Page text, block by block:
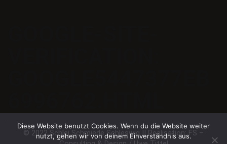
© 2022 Schlei Schmiede Schleswig || Realisation:FS –
Diese Website benutzt Cookies. Wenn du die Website weiter
nutzt, gehen wir von deinem Einverständnis aus.